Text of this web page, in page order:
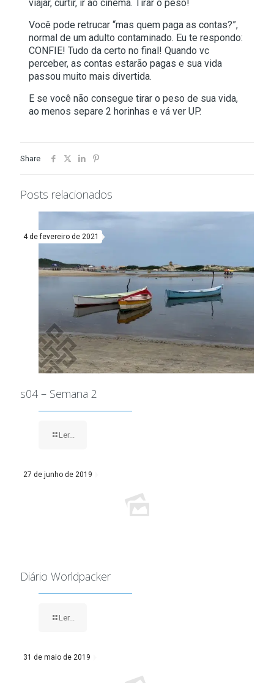
viajar, curtir, ir ao cinema. Tirar o peso!
Você pode retrucar “mas quem paga as contas?”,
normal de um adulto contaminado. Eu te respondo:
CONFIE! Tudo da certo no final! Quando vc
perceber, as contas estarão pagas e sua vida
passou muito mais divertida.
E se você não consegue tirar o peso de sua vida,
ao menos separe 2 horinhas e vá ver UP.
Share
Posts relacionados
4 de fevereiro de 2021
s04 – Semana 2
Ler...
27 de junho de 2019
Diário Worldpacker
Ler...
31 de maio de 2019